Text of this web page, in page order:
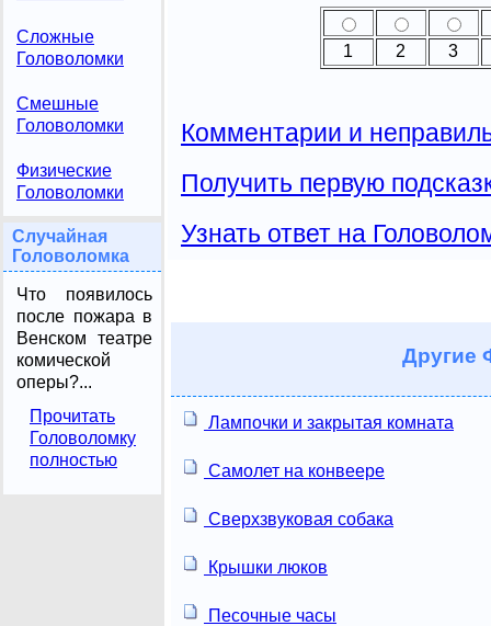
Сложные
Головоломки
Смешные
Головоломки
Физические
Головоломки
Случайная
Головоломка
Что появилось
после пожара в
Венском театре
комической
оперы?...
Прочитать
Головоломку
полностью
1 2 3
Комментарии и
Получить первую
Узнать ответ на
Другие
Лампочки и закрытая комната
Самолет на конвеере
Сверхзвуковая собака
Крышки люков
Песочные часы